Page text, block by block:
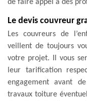
de faire appel à des
Le devis couvreur
Les couvreurs de
veillent de toujours
votre projet. Il vous
leur tarification
engagement avant
travaux toiture